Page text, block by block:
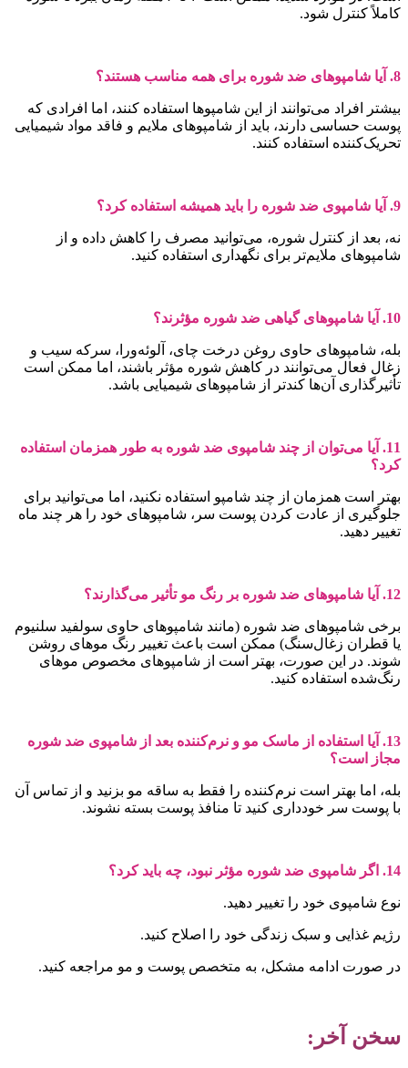
کنترل شود.
افراد می‌توانند از این شامپوها استفاده کنند، اما افرادی که
حساسی دارند، باید از شامپوهای ملایم و فاقد مواد شیمیایی
استفاده کنند.
بعد از کنترل شوره، می‌توانید مصرف را کاهش داده و از
ملایم‌تر برای نگهداری استفاده کنید.
گیاهی ضد شوره مؤثرند؟
شامپوهای حاوی روغن درخت چای، آلوئه‌ورا، سرکه سیب و
فعال می‌توانند در کاهش شوره مؤثر باشند، اما ممکن است
آن‌ها کندتر از شامپوهای شیمیایی باشد.
11. آیا می‌توان از چند شامپوی ضد شوره به طور همزمان استفاده
است همزمان از چند شامپو استفاده نکنید، اما می‌توانید برای
از عادت کردن پوست سر، شامپوهای خود را هر چند ماه
دهید.
ضد شوره بر رنگ مو تأثیر می‌گذارند؟
شامپوهای ضد شوره (مانند شامپوهای حاوی سولفید سلنیوم
قطران زغال‌سنگ) ممکن است باعث تغییر رنگ موهای روشن
در این صورت، بهتر است از شامپوهای مخصوص موهای
استفاده کنید.
13. آیا استفاده از ماسک مو و نرم‌کننده بعد از شامپوی ضد شوره
است؟
اما بهتر است نرم‌کننده را فقط به ساقه مو بزنید و از تماس آن
پوست سر خودداری کنید تا منافذ پوست بسته نشوند.
ضد شوره مؤثر نبود، چه باید کرد؟
شامپوی خود را تغییر دهید.
غذایی و سبک زندگی خود را اصلاح کنید.
صورت ادامه مشکل، به متخصص پوست و مو مراجعه کنید.
آخر: